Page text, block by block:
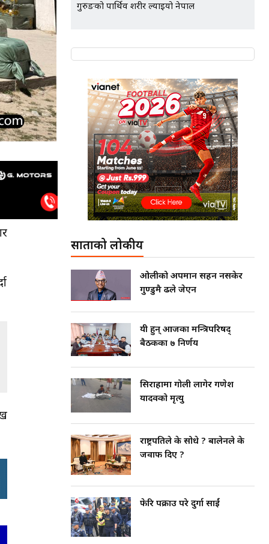
गुरुङको पार्थिव शरीर ल्याइयो नेपाल
साताको लोकप्रीय
ओलीको अपमान सहन नसकेर
गुण्डुमै ढले जेएन
यी हुन् आजका मन्त्रिपरिषद्
बैठकका ७ निर्णय
सिराहामा गोली लागेर गणेश
यादवको मृत्यु
राष्ट्रपतिले के सोधे ? बालेनले के
जवाफ दिए ?
फेरि पक्राउ परे दुर्गा प्रसाईं